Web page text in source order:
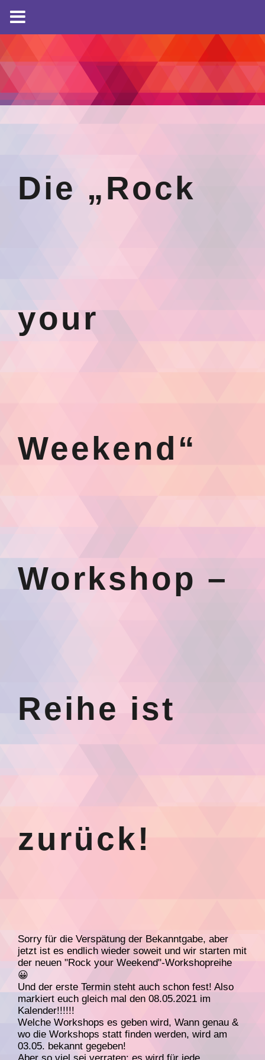
Die „Rock
your
Weekend“
Workshop –
Reihe ist
zurück!
Sorry für die Verspätung der Bekanntgabe, aber
jetzt ist es endlich wieder soweit und wir starten mit
der neuen "Rock your Weekend"-Workshopreihe
😀
Und der erste Termin steht auch schon fest! Also
markiert euch gleich mal den 08.05.2021 im
Kalender!!!!!!
Welche Workshops es geben wird, Wann genau &
wo die Workshops statt finden werden, wird am
03.05. bekannt gegeben!